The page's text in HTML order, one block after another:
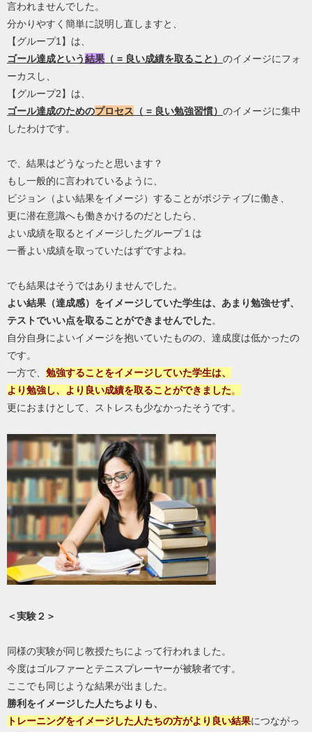
言われませんでした。
分かりやすく簡単に説明し直しますと、
【グループ1】は、
ゴール達成という結果 （ = 良い成績を取ること） のイメージにフォ
ーカスし、
【グループ2】は、
ゴール達成のためのプロセス （ = 良い勉強習慣） のイメージに集中
したわけです。
で、結果はどうなったと思います？
もし一般的に言われているように、
ビジョン（よい結果をイメージ）することがポジティブに働き、
更に潜在意識へも働きかけるのだとしたら、
よい成績を取るとイメージしたグループ１は
一番よい成績を取っていたはずですよね。
でも結果はそうではありませんでした。
よい結果（達成感）をイメージしていた学生は、あまり勉強せず、
テストでいい点を取ることができませんでした。
自分自身によいイメージを抱いていたものの、達成度は低かったの
です。
一方で、 勉強することをイメージしていた学生は、
より勉強し、より良い成績を取ることができました。
更におまけとして、ストレスも少なかったそうです。
＜実験２＞
同様の実験が同じ教授たちによって行われました。
今度はゴルファーとテニスプレーヤーが被験者です。
ここでも同じような結果が出ました。
勝利をイメージした人たちよりも、
トレーニングをイメージした人たちの方がより良い結果につながっ